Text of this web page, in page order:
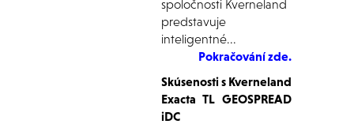
spoločnosti Kverneland
predstavuje
inteligentné...
Pokračování zde.
Skúsenosti s Kverneland
Exacta TL GEOSPREAD
iDC